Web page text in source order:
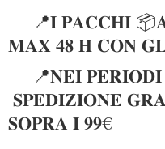
📍𝐈 𝐏𝐀𝐂𝐂𝐇𝐈
𝐌𝐀𝐗 𝟒𝟖 𝐇 𝐂𝐎𝐍
📍𝐍𝐄𝐈
𝐒𝐏𝐄𝐃𝐈𝐙𝐈𝐎𝐍𝐄
𝐒𝐎𝐏𝐑𝐀 𝐈 𝟗𝟗€